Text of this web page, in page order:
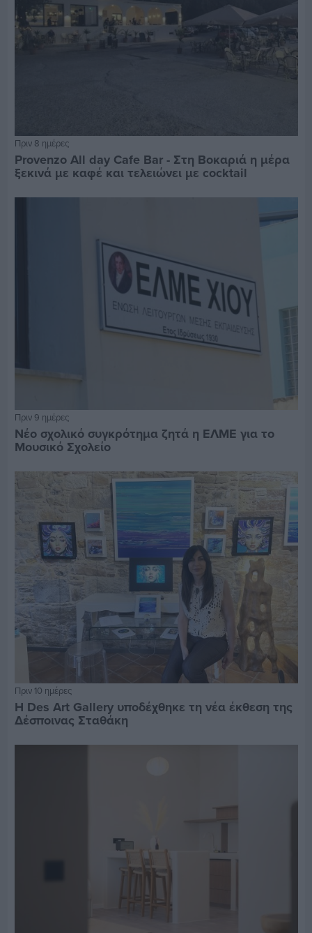
Πριν 8 ημέρες
Provenzo All day Cafe Bar - Στη Βοκαριά η μέρα
ξεκινά με καφέ και τελειώνει με cocktail
Πριν 9 ημέρες
Νέο σχολικό συγκρότημα ζητά η ΕΛΜΕ για το
Μουσικό Σχολείο
Πριν 10 ημέρες
Η Des Art Gallery υποδέχθηκε τη νέα έκθεση της
Δέσποινας Σταθάκη